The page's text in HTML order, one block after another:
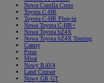
Nowa Corolla Cross
Toyota C-HR
Toyota C-HR Plug-in
Nowa Toyota C-HR+
Nowa Toyota bZ4X
Nowa Toyota bZ4X Touring
Camry
Prius
Mirai
Nowy RAV4
Land Cruiser
Nowy GR GT